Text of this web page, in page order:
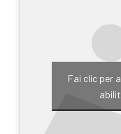
Fai clic per